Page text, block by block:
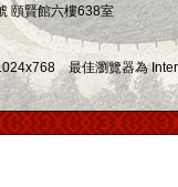
頤賢館六樓638室
最佳瀏覽器為